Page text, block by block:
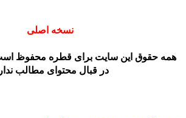
نسخه اصلی
حقوق این سایت برای قطره محفوظ است.
در قبال محتوای مطالب ندارد.